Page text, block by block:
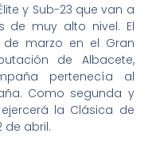
y Sub-23 que van a
de muy alto nivel. El
marzo en el Gran
de Albacete,
pertenecía al
Como segunda y
la Clásica de
de abril.